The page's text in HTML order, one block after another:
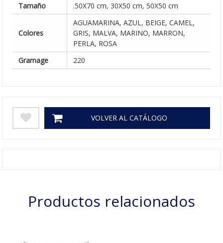
Tamaño .50X70 cm, 30X50 cm, 50X50 cm
Colores
AGUAMARINA, AZUL, BEIGE, CAMEL,
GRIS, MALVA, MARINO, MARRON,
PERLA, ROSA
Gramage
220
VOLVER AL CATÁLOGO
Productos relacionados